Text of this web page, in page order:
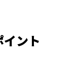
ント